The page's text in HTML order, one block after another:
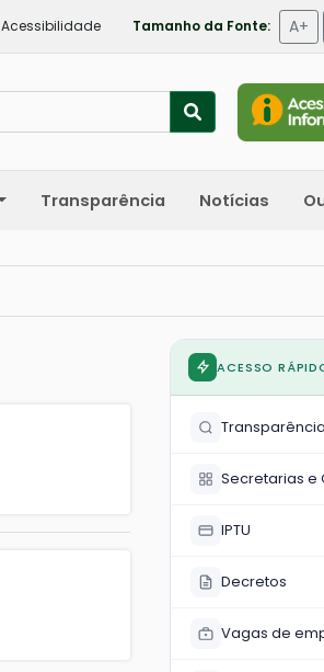
Acessibilidade Tamanho da Fonte: A+
Transparência Notícias
ACESSO
Transparência
Secretarias e
IPTU
Decretos
Vagas de